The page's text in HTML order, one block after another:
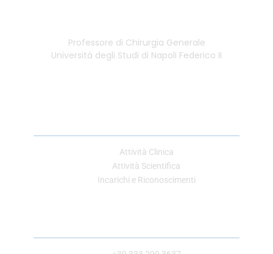
Professore di Chirurgia Generale
Università degli Studi di Napoli Federico II
Attività Clinica
Attività Scientifica
Incarichi e Riconoscimenti